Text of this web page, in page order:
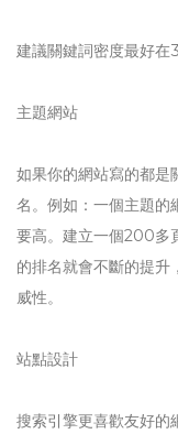
建議關鍵詞密度最好在
主題網站
如果你的網站寫的都是
名。例如：一個主題的
要高。建立一個200多
的排名就會不斷的提升
威性。
站點設計
搜索引擎更喜歡友好的